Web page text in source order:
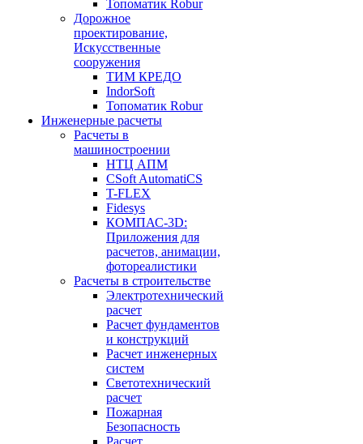
Топоматик Robur
Дорожное
проектирование,
Искусственные
сооружения
ТИМ КРЕДО
IndorSoft
Топоматик Robur
Инженерные расчеты
Расчеты в
машиностроении
НТЦ АПМ
CSoft AutomatiCS
T-FLEX
Fidesys
КОМПАС-3D:
Приложения для
расчетов, анимации,
фотореалистики
Расчеты в строительстве
Электротехнический
расчет
Расчет фундаментов
и конструкций
Расчет инженерных
систем
Светотехнический
расчет
Пожарная
Безопасность
Расчет